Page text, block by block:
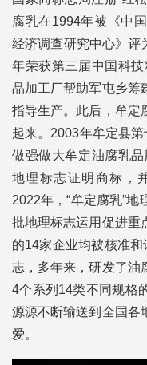
腐乳在1994年被《中
经济调查研究中心》评
年荣获第三届中国科
品加工厂帮助军屯乡筹
指导生产。此后，牟定
起来。2003年牟定县第
做强做大牟定油腐乳
地理标志证明商标，
2022年，“牟定腐乳”
批地理标志运用促进重
的14家企业均被核准和
志，多年来，研发了油
4个系列14类不同规格
源源不断输送到全国各
爱。